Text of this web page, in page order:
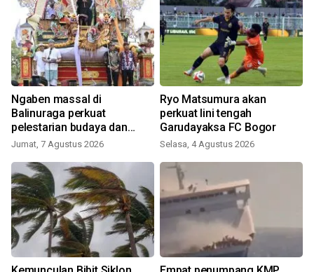
Ngaben massal di
Balinuraga perkuat
pelestarian budaya dan
ekonomi masyarakat
Jumat, 7 Agustus 2026
Ryo Matsumura akan
perkuat lini tengah
Garudayaksa FC Bogor
Selasa, 4 Agustus 2026